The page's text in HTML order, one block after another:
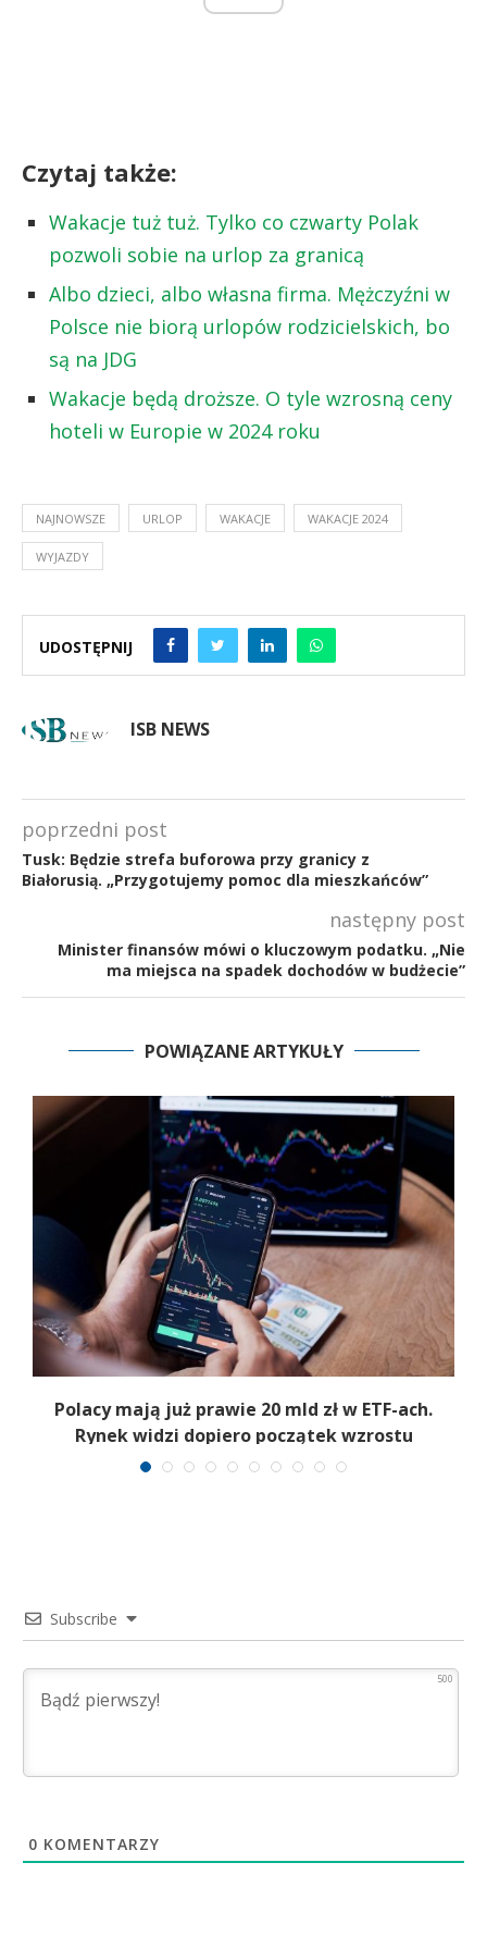
Czytaj także:
Wakacje tuż tuż. Tylko co czwarty Polak
pozwoli sobie na urlop za granicą
Albo dzieci, albo własna firma. Mężczyźni w
Polsce nie biorą urlopów rodzicielskich, bo
są na JDG
Wakacje będą droższe. O tyle wzrosną ceny
hoteli w Europie w 2024 roku
NAJNOWSZE URLOP WAKACJE WAKACJE 2024
WYJAZDY
UDOSTĘPNIJ
ISB NEWS
poprzedni post
Tusk: Będzie strefa buforowa przy granicy z
Białorusią. „Przygotujemy pomoc dla mieszkańców”
następny post
Minister finansów mówi o kluczowym podatku. „Nie
ma miejsca na spadek dochodów w budżecie”
POWIĄZANE ARTYKUŁY
Polacy mają już prawie 20 mld zł w ETF-ach.
Rynek widzi dopiero początek wzrostu
Subscribe
500
0 KOMENTARZY